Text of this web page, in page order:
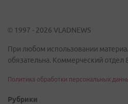
© 1997 - 2026 VLADNEWS
При любом использовании
обязательна. Коммерческий отдел
Политика обработки персональных
Рубрики